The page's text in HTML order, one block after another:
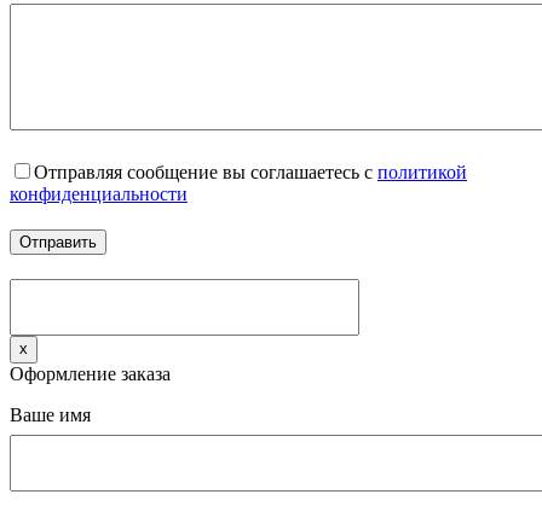
Отправляя сообщение вы соглашаетесь с политикой
конфиденциальности
x
Оформление заказа
Ваше имя